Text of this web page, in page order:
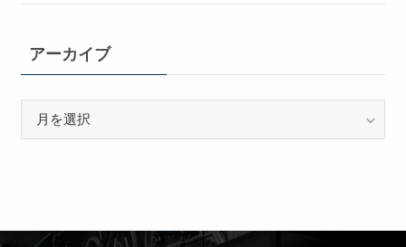
アーカイブ